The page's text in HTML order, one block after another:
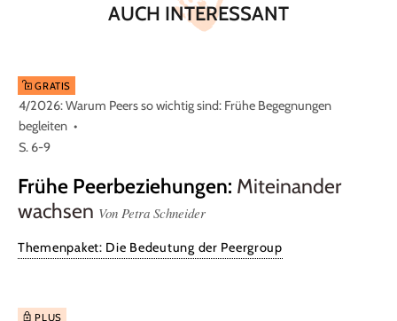
AUCH INTERESSANT
GRATIS
4/2026: Warum Peers so wichtig sind: Frühe Begegnungen
begleiten
S. 6-9
Frühe Peerbeziehungen: Miteinander
wachsen Von Petra Schneider
Themenpaket: Die Bedeutung der Peergroup
PLUS